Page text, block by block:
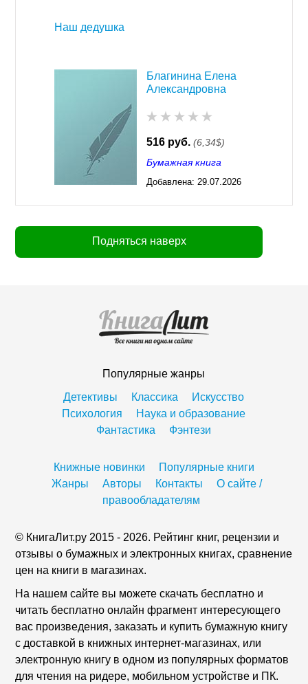
Наш дедушка
Благинина Елена
Александровна
516 руб. (6,34$)
Бумажная книга
Добавлена: 29.07.2026
Подняться наверх
Популярные жанры
Детективы
Классика
Искусство
Психология
Наука и образование
Фантастика
Фэнтези
Книжные новинки
Популярные книги
Жанры
Авторы Контакты
О сайте /
правообладателям
© КнигаЛит.ру 2015 - 2026. Рейтинг книг, рецензии и
отзывы о бумажных и электронных книгах, сравнение
цен на книги в магазинах.
На нашем сайте вы можете скачать бесплатно и
читать бесплатно онлайн фрагмент интересующего
вас произведения, заказать и купить бумажную книгу
с доставкой в книжных интернет-магазинах, или
электронную книгу в одном из популярных форматов
для чтения на ридере, мобильном устройстве и ПК.